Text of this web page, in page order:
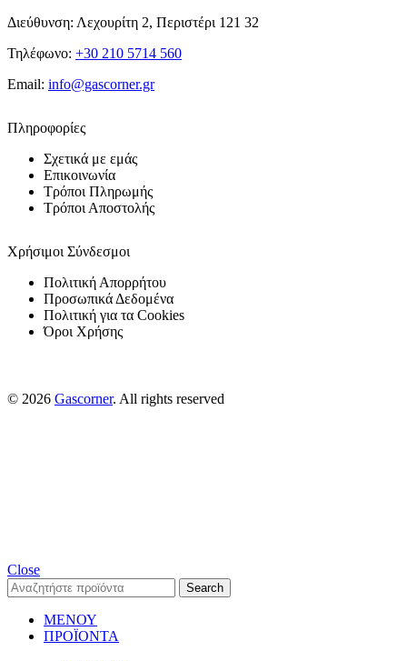
Διεύθυνση: Λεχουρίτη 2, Περιστέρι 121 32
Τηλέφωνο: +30 210 5714 560
Email: info@gascorner.gr
Πληροφορίες
Σχετικά με εμάς
Επικοινωνία
Τρόποι Πληρωμής
Τρόποι Αποστολής
Χρήσιμοι Σύνδεσμοι
Πολιτική Απορρήτου
Προσωπικά Δεδομένα
Πολιτική για τα Cookies
Όροι Χρήσης
© 2026 Gascorner. All rights reserved
Close
Search
ΜΕΝΟΥ
ΠΡΟΪΟΝΤΑ